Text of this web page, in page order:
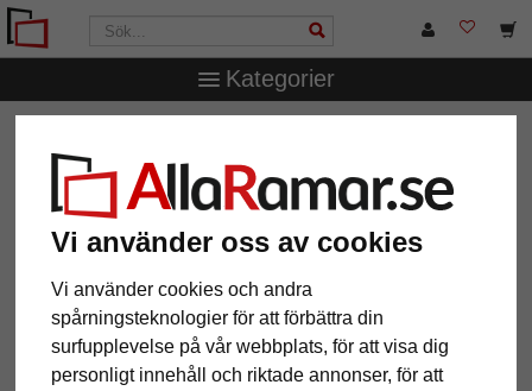
Vi använder oss av cookies
Vi använder cookies och andra
spårningsteknologier för att förbättra din
surfupplevelse på vår webbplats, för att visa dig
personligt innehåll och riktade annonser, för att
Kategorier
mm WhiteCore passepartout måttbeställd
1,6 mm WhiteCore passepartout
måttbeställd
Pictures